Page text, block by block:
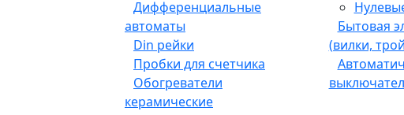
Дифференциальные
автоматы
Din рейки
Пробки для счетчика
Обогреватели
керамические
Бытовая
(вилки,